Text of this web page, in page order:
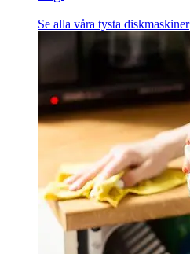
Se alla våra tysta diskmaskiner